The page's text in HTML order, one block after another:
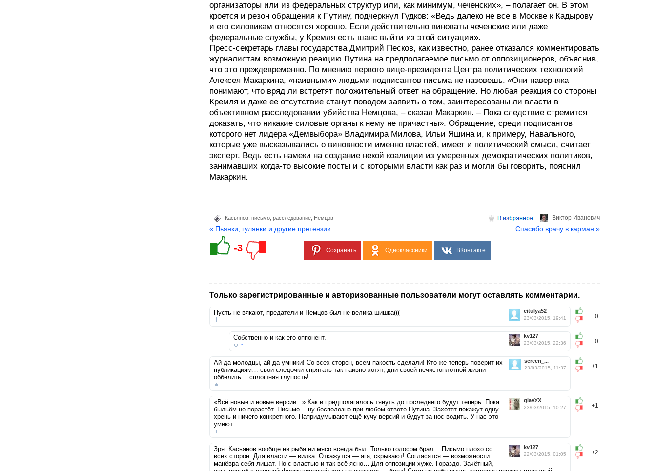
организаторы или из федеральных структур или, как минимум, чеченских», – полагает он. В этом
кроется и резон обращения к Путину, подчеркнул Гудков: «Ведь далеко не все в Москве к Кадырову
и его силовикам относятся хорошо. Если действительно виноваты чеченские или даже
федеральные службы, у Кремля есть шанс выйти из этой ситуации».
Пресс-секретарь главы государства Дмитрий Песков, как известно, ранее отказался комментировать
журналистам возможную реакцию Путина на предполагаемое письмо от оппозиционеров, объяснив,
что это преждевременно. По мнению первого вице-президента Центра политических технологий
Алексея Макаркина, «наивными» людьми подписантов письма не назовешь. «Они наверняка
понимают, что вряд ли встретят положительный ответ на обращение. Но любая реакция со стороны
Кремля и даже ее отсутствие станут поводом заявить о том, заинтересованы ли власти в
объективном расследовании убийства Немцова, – сказал Макаркин. – Пока следствие стремится
доказать, что никакие силовые органы к нему не причастны». Обращение, среди подписантов
которого нет лидера «Демвыбора» Владимира Милова, Ильи Яшина и, к примеру, Навального,
которые уже высказывались о виновности именно властей, имеет и политический смысл, считает
эксперт. Ведь есть намеки на создание некой коалиции из умеренных демократических политиков,
занимавших когда-то высокие посты и с которыми власти как раз и могли бы говорить, пояснил
Макаркин.
Виктор Иванович
Касьянов письмо расследование Немцов
« Пьянки, гулянки и другие претензии Спасибо врачу в карман »
-3 Сохранить Одноклассники ВКонтакте
Только зарегистрированные и авторизованные пользователи могут оставлять комментарии.
0
citulya52
23/03/2015, 19:41
Пусть не вякают, предатели и Немцов был не велика шишка(((
0
kv127
23/03/2015, 22:36
Собственно и как его оппонент.
↑
+1
screen_...
23/03/2015, 11:37
Ай да молодцы, ай да умники! Со всех сторон, всем пакость сделали! Кто же теперь поверит их
публикациям… свои следочки спрятать так наивно хотят, дни своей нечистоплотной жизни
оббелить… сплошная глупость!
+1
glavУХ
23/03/2015, 10:27
«Всё новые и новые версии...».Как и предполагалось тянуть до последнего будут теперь. Пока
быльём не порастёт. Письмо… ну бесполезно при любом ответе Путина. Захотят-покажут одну
хрень и ничего конкретного. Напридумывают ещё кучу версий и будут за нос водить. У нас это
умеют.
+2
kv127
22/03/2015, 01:05
Зря. Касьянов вообще ни рыба ни мясо всегда был. Только голосом брал… Письмо плохо со
всех сторон: Для власти — вилка. Откажутся — ага, скрывают! Согласятся — возможности
манёвра себя лишат. Но с властью и так всё ясно… Для оппозиции хуже. Гораздо. Зачётный,